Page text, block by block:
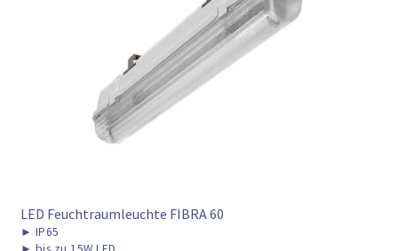
LED Feuchtraumleuchte FIBRA 60
► IP65